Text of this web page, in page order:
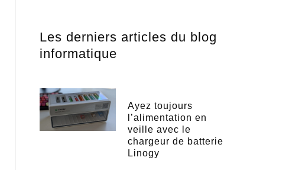
Les derniers articles du blog
informatique
Ayez toujours
l’alimentation en
veille avec le
chargeur de batterie
Linogy